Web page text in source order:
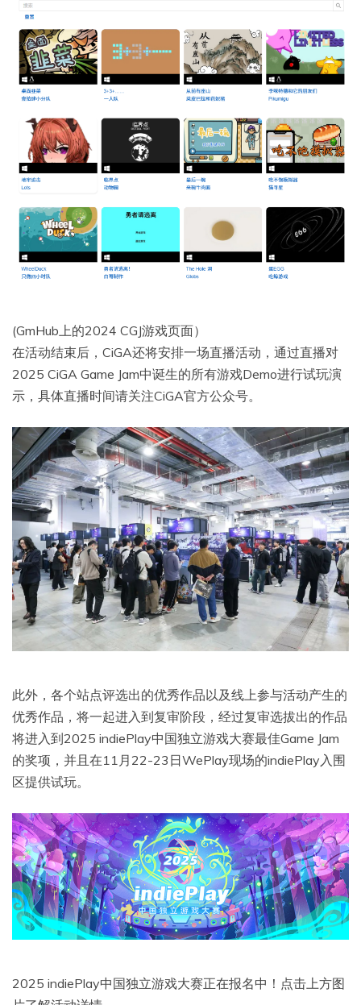
(GmHub上的2024 CGJ游戏页面）
在活动结束后，CiGA还将安排一场直播活动，通过直播对
2025 CiGA Game Jam中诞生的所有游戏Demo进行试玩演
示，具体直播时间请关注CiGA官方公众号。
此外，各个站点评选出的优秀作品以及线上参与活动产生的
优秀作品，将一起进入到复审阶段，经过复审选拔出的作品
将进入到2025 indiePlay中国独立游戏大赛最佳Game Jam
的奖项，并且在11月22-23日WePlay现场的indiePlay入围
区提供试玩。
2025 indiePlay中国独立游戏大赛正在报名中！点击上方图